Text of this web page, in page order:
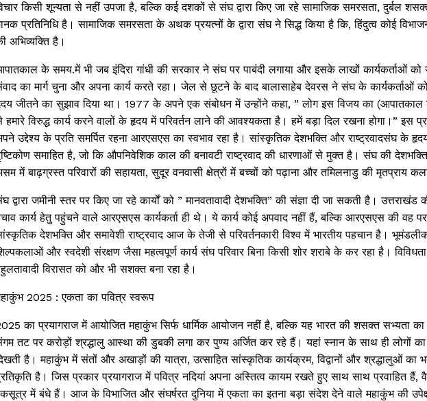
किसी शून्यता से नहीं उपजा है, बल्कि कई दशकों से संघ द्वारा किए जा रहे सामाजिक समरसता, दुर्बल
प्रतिनिधि है। सामाजिक समरसता के अथक प्रयत्नों के द्वारा संघ ने सिद्ध किया है कि, हिंदुत्व कोई
अभिव्यक्ति है।
के समय.में भी जब इंदिरा गांधी की सरकार ने संघ पर पाबंदी लगाया और इसके लाखों कार्यकर्ताओं
का मार्ग चुना और अपना कार्य करते रहा। जेल से छूटने के बाद बालासाहेब देवरस ने संघ के कार्यकर्ताओं को
जीतने का सुझाव दिया था। 1977 के अपने एक संबोधन में उन्होंने कहा, ” लोग इस विजय का
हमारे विरुद्ध कार्य करने वालों के हृदय में परिवर्तन लाने की आवश्यकता है। हमें बड़ा दिल रखना होगा।”
उद्देश्य के प्रति समर्पित रहना आरएसएस का स्वभाव रहा है। सांस्कृतिक देशभक्ति और राष्ट्रवादसंघ के
समाहित है, जो कि औपनिवेशिक काल की बनावटी राष्ट्रवाद की धारणाओं से मुक्त है। संघ की
में बाढ़ग्रस्त परिवारों की सहायता, सुदूर वनवासी क्षेत्रों में बच्चों को पढ़ाना और तमिलनाडु की मृतप्राय
द्वारा जमीनी स्तर पर किए जा रहे कार्यों को ” मानवतावादी देशभक्ति” की संज्ञा दी जा सकती है।
कार्य हेतु पहुंचने वाले आरएसएस कार्यकर्ता ही थे। ये कार्य कोई अपवाद नहीं हैं, बल्कि आरएसएस की वह
देशभक्ति और समावेशी राष्ट्रवाद आज के तेजी से परिवर्तनकारी विश्व में भारतीय पहचान है।
और स्वदेशी संरक्षण जैसा महत्वपूर्ण कार्य संघ परिवार बिना किसी शोर शराबे के कर रहा है।
विरासत को और भी सशक्त बना रहा है।
2025 : एकता का पवित्र स्वरूप
का प्रयागराज में आयोजित महाकुंभ सिर्फ धार्मिक आयोजन नहीं है, बल्कि यह भारत की शसक्त सभ्यता
तट पर करोड़ों श्रद्धालु आस्था की डुबकी लगा कर पुण्य अर्जित कर रहे हैं। यहां स्नान के साथ ही लोगों
है। महाकुंभ में संतों और अखाड़ों की यात्रा, उत्साहित सांस्कृतिक कार्यक्रम, विद्वानों और श्रद्धालुओं
है। जिस प्रकार प्रयागराज में पवित्र नदियां अपना अस्तित्व कायम रखते हुए साथ साथ प्रवाहित
में बंधे हैं। आज के विभाजित और संघर्षरत दुनिया में एकता का इतना बड़ा संदेश देने वाले महाकुंभ की